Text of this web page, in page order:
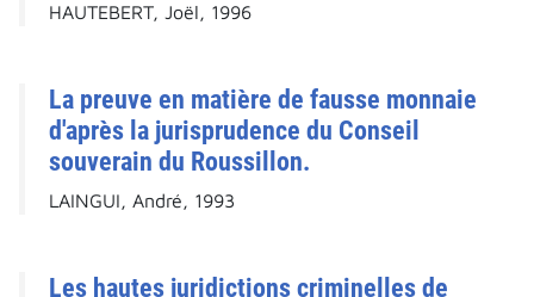
HAUTEBERT, Joël, 1996
La preuve en matière de fausse monnaie
d'après la jurisprudence du Conseil
souverain du Roussillon.
LAINGUI, André, 1993
Les hautes juridictions criminelles de